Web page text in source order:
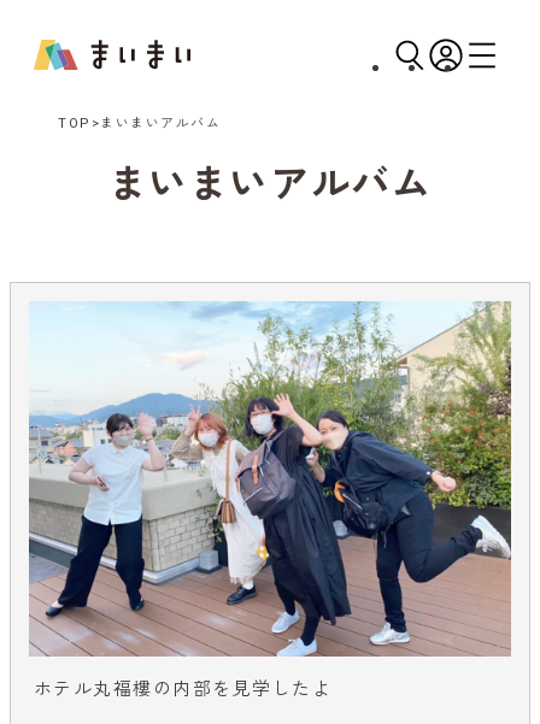
TOP まいまいアルバム
まいまいアルバム
ホテル丸福樓の内部を見学したよ